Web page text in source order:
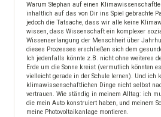
Warum Stephan auf einen
inhaltlich auf das von Dir ins Spiel gebrachte
jedoch die Tatsache, dass wir alle keine
wissen, dass Wissenschaft ein komplexer
Wissenserlangung der Menschheit über
dieses Prozesses erschließen sich dem
Ich jedenfalls könnte z.B. nicht ohne weiteres
Erde um die Sonne kreist (vermutlich könnten
vielleicht gerade in der Schule lernen). Und ich
klimawissenschaftlichen Dinge nicht selbst
vertrauen. Wie ständig in meinem Alltag: ich
die mein Auto konstruiert haben, und meinem
meine Photovoltaikanlage montieren.